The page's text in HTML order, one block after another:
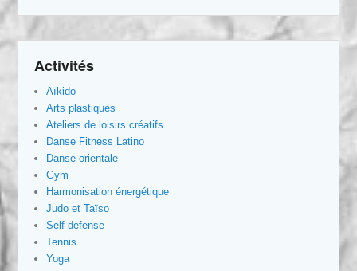
Activités
Aïkido
Arts plastiques
Ateliers de loisirs créatifs
Danse Fitness Latino
Danse orientale
Gym
Harmonisation énergétique
Judo et Taïso
Self defense
Tennis
Yoga